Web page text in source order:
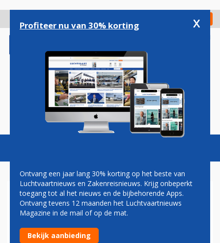
gaan
Check in
Magazine Podcasts Vacatures
THAI AIRWAYS STELT
SIMULATORS OPEN VOOR
PUBLIEK
Profiteer nu van 30% korting x
Ontvang een jaar lang 30% korting op het beste van
Luchtvaartnieuws en Zakenreisnieuws. Krijg onbeperkt
toegang tot al het nieuws en de bijbehorende Apps.
Ontvang tevens 12 maanden het Luchtvaartnieuws
Magazine in de mail of op de mat.
Bekijk aanbieding